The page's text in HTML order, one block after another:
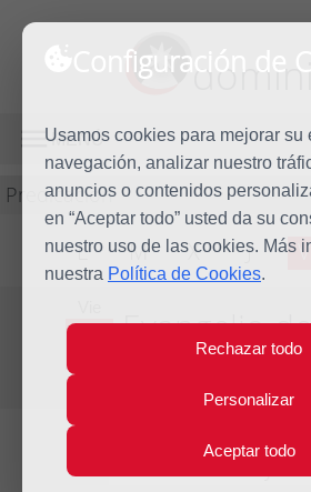
Configuración de
Usamos cookies para mejorar su
navegación, analizar nuestro
anuncios o contenidos
en “Aceptar todo” usted da su
nuestro uso de las cookies. Más
nuestra Política de Cookies.
Rechazar todo
Personalizar
Aceptar todo
MENÚ
Predicación
L M X J V
24
2016
Evangelio
Lecturas del día y